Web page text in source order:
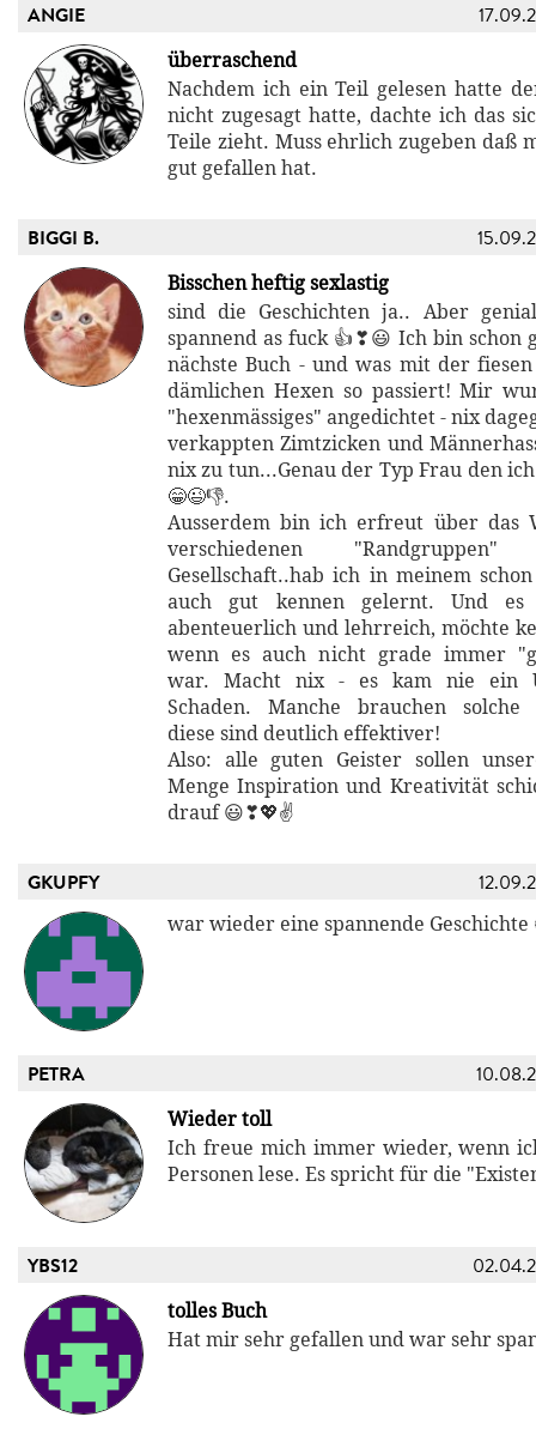
ANGIE
überraschend
Nachdem ich ein Teil gelesen hatte
nicht zugesagt hatte, dachte ich das
Teile zieht. Muss ehrlich zugeben daß
gut gefallen hat.
BIGGI B.
Bisschen heftig sexlastig
sind die Geschichten ja.. Aber
spannend as fuck 👍❣😃 Ich bin schon
nächste Buch - und was mit der
dämlichen Hexen so passiert! Mir
"hexenmässiges" angedichtet - nix
verkappten Zimtzicken und
nix zu tun...Genau der Typ Frau den
😁😉👎.
Ausserdem bin ich erfreut über das
verschiedenen
Gesellschaft..hab ich in meinem
auch gut kennen gelernt. Und es
abenteuerlich und lehrreich, möchte
wenn es auch nicht grade immer
war. Macht nix - es kam nie ein
Schaden. Manche brauchen solche
diese sind deutlich effektiver!
Also: alle guten Geister sollen
Menge Inspiration und Kreativität
drauf 😃❣💖✌
GKUPFY
war wieder eine spannende Geschichte
PETRA
Wieder toll
Ich freue mich immer wieder, wenn
Personen lese. Es spricht für die
YBS12
tolles Buch
Hat mir sehr gefallen und war sehr